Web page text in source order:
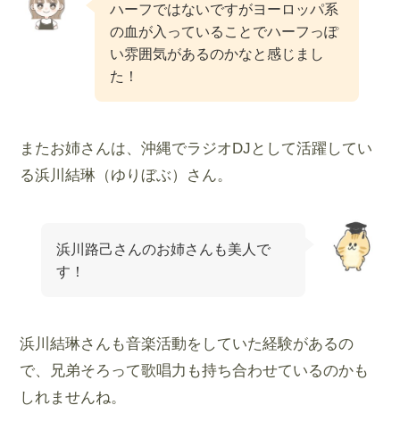
ハーフではないですがヨーロッパ系
の血が入っていることでハーフっぽ
い雰囲気があるのかなと感じまし
た！
またお姉さんは、沖縄でラジオDJとして活躍してい
る浜川結琳（ゆりぼぶ）さん。
浜川路己さんのお姉さんも美人で
す！
浜川結琳さんも音楽活動をしていた経験があるの
で、兄弟そろって歌唱力も持ち合わせているのかも
しれませんね。